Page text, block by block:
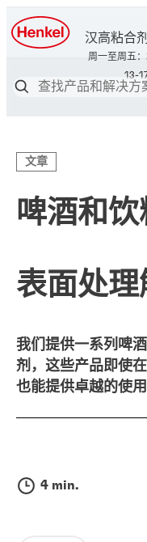
汉高粘合
文章
啤酒和饮
表面处
我们提供一系列啤
剂，这些产品即使
也能提供卓越的使用
4 min.